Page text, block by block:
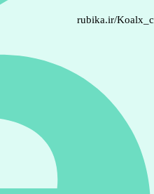
rubika.ir/